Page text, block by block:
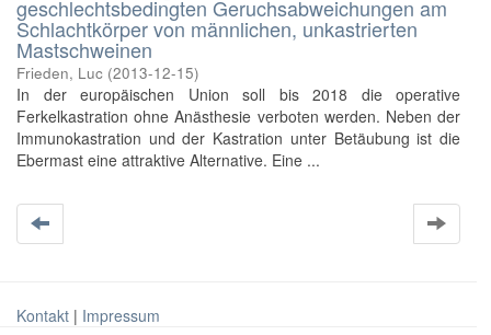
geschlechtsbedingten Geruchsabweichungen am
Schlachtkörper von männlichen, unkastrierten
Mastschweinen
Frieden, Luc (2013-12-15)
In der europäischen Union soll bis 2018 die operative
Ferkelkastration ohne Anästhesie verboten werden. Neben der
Immunokastration und der Kastration unter Betäubung ist die
Ebermast eine attraktive Alternative. Eine ...
Kontakt | Impressum